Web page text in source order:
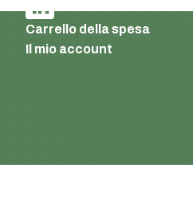
Carrello della spesa
Il mio account